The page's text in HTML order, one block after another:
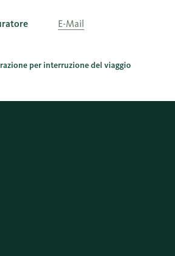
E-Mail
per interruzione del viaggio